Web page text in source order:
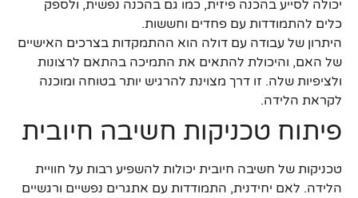
יכולה לסייע בהכנה פיזית, כמו גם בהכנה נפשית, ולספק
כלים להתמודדות עם פחדים וחששות.
היתרון של עבודה עם דולה הוא ההתמקדות בצרכים האישיים
של האם, והיכולת להתאים את התמיכה בהתאם לרצונות
ולציפיות שלה. זו דרך מצוינת להרגיש יותר בטוחה ומוכנה
לקראת הלידה.
פיתוח טכניקות חשיבה חיובית
טכניקות של חשיבה חיובית יכולות להשפיע רבות על חוויית
הלידה. לאם יחידנית, התמודדות עם אתגרים נפשיים ורגשיים